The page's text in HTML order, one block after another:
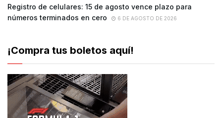
Registro de celulares: 15 de agosto vence plazo para
números terminados en cero
6 DE AGOSTO DE 2026
¡Compra tus boletos aquí!